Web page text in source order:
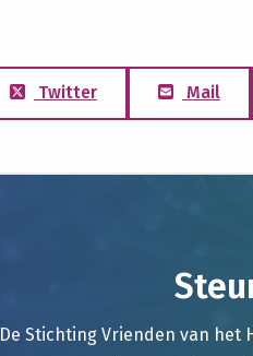
Twitter Mail
De Stichting Vrienden van